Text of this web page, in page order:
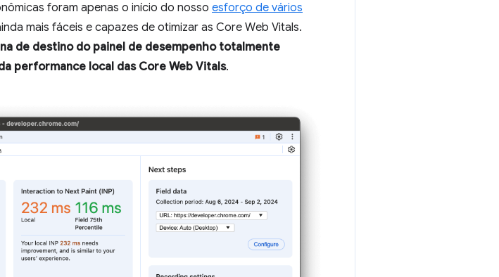
foram apenas o início do nosso esforço de vários
mais fáceis e capazes de otimizar as Core Web Vitals.
de destino do painel de desempenho totalmente
performance local das Core Web Vitals.